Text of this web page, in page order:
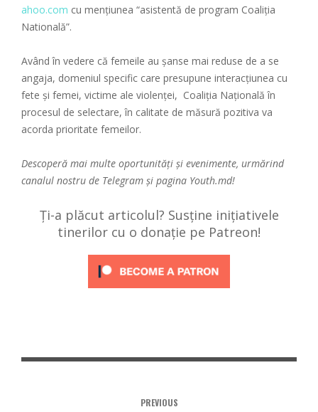
ahoo.com cu mențiunea “asistentă de program Coaliția
Natională”.
Având în vedere că femeile au șanse mai reduse de a se
angaja, domeniul specific care presupune interacțiunea cu
fete și femei, victime ale violenței, Coaliția Națională în
procesul de selectare, în calitate de măsură pozitiva va
acorda prioritate femeilor.
Descoperă mai multe oportunități și evenimente, urmărind
canalul nostru de Telegram și pagina Youth.md!
Ți-a plăcut articolul? Susține inițiativele
tinerilor cu o donație pe Patreon!
PREVIOUS